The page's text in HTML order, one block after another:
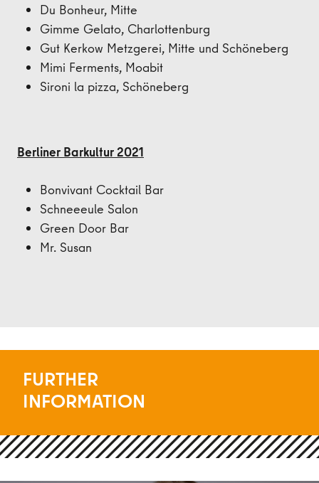
Du Bonheur, Mitte
Gimme Gelato, Charlottenburg
Gut Kerkow Metzgerei, Mitte und Schöneberg
Mimi Ferments, Moabit
Sironi la pizza, Schöneberg
Berliner Barkultur 2021
Bonvivant Cocktail Bar
Schneeeule Salon
Green Door Bar
Mr. Susan
FURTHER
INFORMATION